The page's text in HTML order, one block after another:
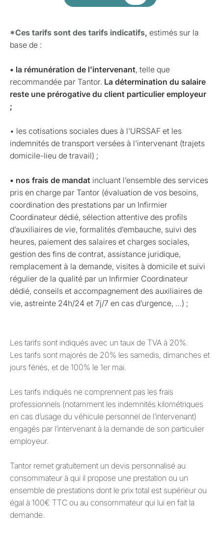
*Ces tarifs sont des tarifs indicatifs, estimés sur la
base de :
• la rémunération de l'intervenant, telle que
recommandée par Tantor. La détermination du salaire
reste une prérogative du client particulier employeur
;
• les cotisations sociales dues à l'URSSAF et les
indemnités de transport versées à l'intervenant (trajets
domicile-lieu de travail) ;
• nos frais de mandat incluant l’ensemble des services
pris en charge par Tantor (évaluation de vos besoins,
coordination des prestations par un Infirmier
Coordinateur dédié, sélection attentive des profils
d’auxiliaires de vie, formalités d’embauche, suivi des
heures, paiement des salaires et charges sociales,
gestion des fins de contrat, assistance juridique,
remplacement à la demande, visites à domicile et suivi
régulier de la qualité par un Infirmier Coordinateur
dédié, conseils et accompagnement des auxiliaires de
vie, astreinte 24h/24 et 7j/7 en cas d’urgence, …) ;
Les tarifs sont indiqués avec un taux de TVA à 20%.
Les tarifs sont majorés de 20% les samedis, dimanches et
jours fériés, et de 100% le 1er mai.
Les tarifs indiqués ne comprennent pas les frais
professionnels (notamment les indemnités kilométriques
en cas d’usage du véhicule personnel de l’intervenant)
engagés par l’intervenant à la demande de son particulier
employeur.
Tantor remet gratuitement un devis personnalisé au
consommateur à qui il propose une prestation ou un
ensemble de prestations dont le prix total est supérieur ou
égal à 100€ TTC ou au consommateur qui lui en fait la
demande.